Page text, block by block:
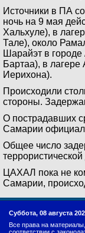
Источники в ПА
ночь на 9 мая
Хальхуле), в
Тале), около
Шарайэт в
Бартаа), в
Иерихона).
Происходили
стороны.
О пострадавших
Самарии
Общее число
террористической
ЦАХАЛ пока не
Самарии,
Суббота, 08 августа
Все права на